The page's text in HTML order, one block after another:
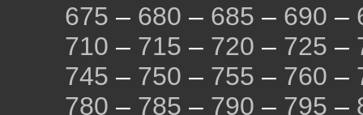
675 – 680 – 685 – 690 –
710 – 715 – 720 – 725 –
745 – 750 – 755 – 760 –
780 – 785 – 790 – 795 –